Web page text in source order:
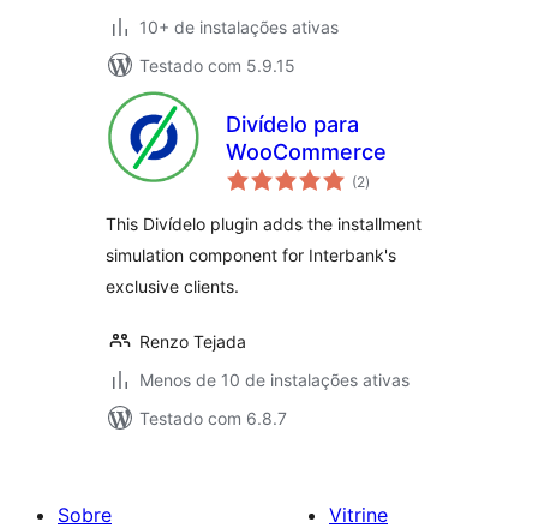
10+ de instalações ativas
Testado com 5.9.15
Divídelo para
WooCommerce
(2total
de
)
This Divídelo plugin adds the installment
simulation component for Interbank's
exclusive clients.
Renzo Tejada
Menos de 10 de instalações ativas
Testado com 6.8.7
Sobre
Vitrine